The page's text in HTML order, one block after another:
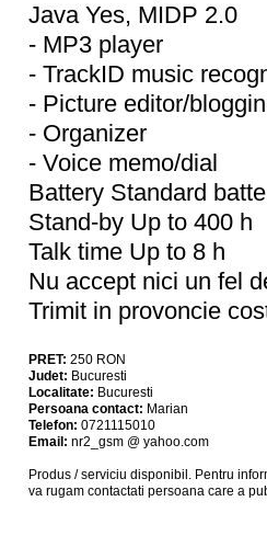
Java Yes, MIDP 2.0
- MP3 player
- TrackID music
- Picture editor/
- Organizer
- Voice memo/dial
Battery Standard
Stand-by Up to 400 h
Talk time Up to 8 h
Nu accept nici un fel
Trimit in provoncie
PRET: 250 RON
Judet: Bucuresti
Localitate: Bucuresti
Persoana contact: Marian
Telefon: 0721115010
Email: nr2_gsm @ yahoo.com
Produs / serviciu disponibil . Pentru
va rugam contactati persoana care a